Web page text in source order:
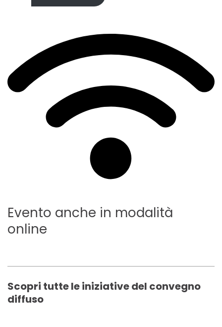
Evento anche in modalità
online
Scopri tutte le iniziative del convegno
diffuso